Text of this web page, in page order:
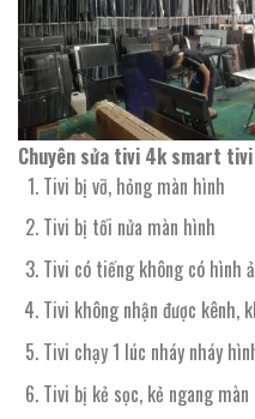
Chuyên sửa tivi 4k smart
Tivi bị vỡ, hỏng màn hình
Tivi bị tối nửa màn hình
Tivi có tiếng không có hình
Tivi không nhận được kênh,
Tivi chạy 1 lúc nháy nháy
Tivi bị kẻ sọc, kẻ ngang